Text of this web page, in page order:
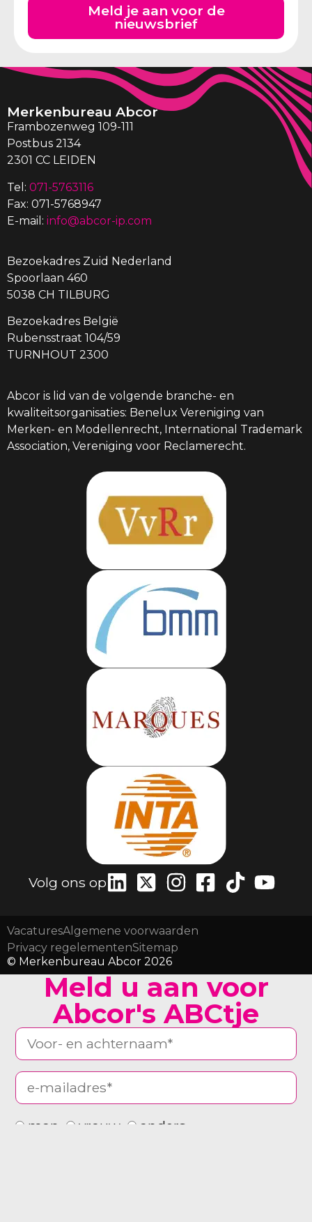
Meld je aan voor de
nieuwsbrief
Merkenbureau Abcor
Frambozenweg 109-111
Postbus 2134
2301 CC LEIDEN
Tel: 071-5763116
Fax: 071-5768947
E-mail: info@abcor-ip.com
Bezoekadres Zuid Nederland
Spoorlaan 460
5038 CH TILBURG
Bezoekadres België
Rubensstraat 104/59
TURNHOUT 2300
Abcor is lid van de volgende branche- en
kwaliteitsorganisaties: Benelux Vereniging van
Merken- en Modellenrecht, International Trademark
Association, Vereniging voor Reclamerecht.
Volg ons op
VacaturesAlgemene voorwaarden
Privacy regelementenSitemap
© Merkenbureau Abcor 2026
Meld u aan voor
Abcor's ABCtje
man vrouw anders